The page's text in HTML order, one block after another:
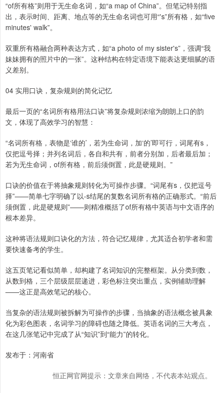
“of所有格”则用于无生命名词，如“a map of China”。但笔记特别指
出，表示时间、距离、地点等的无生命名词也可用“'s”所有格，如“five
minutes' walk”。
双重所有格融合两种表达方式，如“a photo of my sister's”，强调“我
妹妹拥有的照片中的一张”。这种结构在特定语境下能表达更细腻的语
义差别。
04 实用口诀，复杂规则的简化记忆
最后一页的“名词所有格用法口诀”将复杂规则浓缩为朗朗上口的韵
文，体现了高效学习的智慧：
“名词所有格，表物是‘谁的’，若为生命词，加‘的’即可行，词尾有s，
仅把逗号择；并列名词后，各自和共有，前者分别加，后者最后加；
若为无生命词，of所有格，前后须倒置，此是硬规则。”
口诀的价值在于将抽象规则转化为可操作步骤。“词尾有s，仅把逗号
择”——简单七字明确了以-s结尾的复数名词所有格的正确形式。“前后
须倒置，此是硬规则”——则精准概括了of所有格中英语与中文语序的
根本差异。
这种将语法规则口诀化的方法，符合记忆规律，尤其适合初学者和需
要快速备考的学生。
这五页笔记看似简单，却构建了名词知识的完整框架。从分类到数，
从数到格，三个层级层层递进，彩色标注突出重点，实例辅助理解
——这正是高效笔记的核心。
当复杂的语法规则被拆解为可操作的步骤，当抽象的语法概念被具象
化为彩色图表，名词学习的障碍也随之降低。英语名词的三大考点，
在这几张笔记中完成了从“知识”到“能力”的转化。
发布于：河南省
恒正网官网提示：文章来自网络，不代表本站观点。